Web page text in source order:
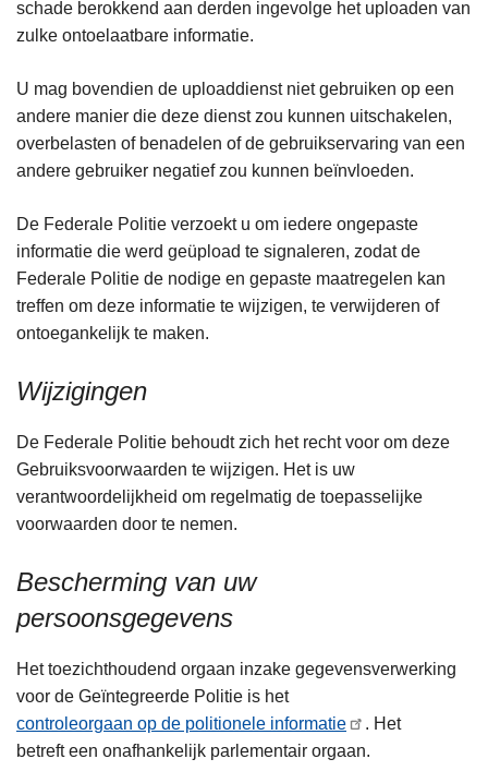
schade berokkend aan derden ingevolge het uploaden van
zulke ontoelaatbare informatie.
U mag bovendien de uploaddienst niet gebruiken op een
andere manier die deze dienst zou kunnen uitschakelen,
overbelasten of benadelen of de gebruikservaring van een
andere gebruiker negatief zou kunnen beïnvloeden.
De Federale Politie verzoekt u om iedere ongepaste
informatie die werd geüpload te signaleren, zodat de
Federale Politie de nodige en gepaste maatregelen kan
treffen om deze informatie te wijzigen, te verwijderen of
ontoegankelijk te maken.
Wijzigingen
De Federale Politie behoudt zich het recht voor om deze
Gebruiksvoorwaarden te wijzigen. Het is uw
verantwoordelijkheid om regelmatig de toepasselijke
voorwaarden door te nemen.
Bescherming van uw
persoonsgegevens
Het toezichthoudend orgaan inzake gegevensverwerking
voor de Geïntegreerde Politie is het
controleorgaan op de politionele informatie
. Het
betreft een onafhankelijk parlementair orgaan.